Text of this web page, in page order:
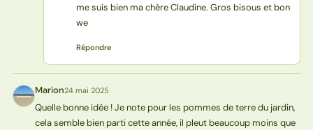
me suis bien ma chère Claudine. Gros bisous et bon
we
Répondre
M Marion24 mai 2025
Quelle bonne idée ! Je note pour les pommes de terre du jardin,
cela semble bien parti cette année, il pleut beaucoup moins que